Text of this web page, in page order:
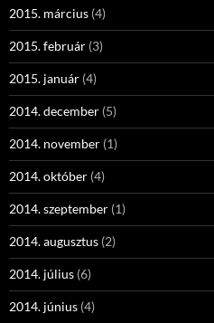
2015. március (4)
2015. február (3)
2015. január (4)
2014. december (5)
2014. november (1)
2014. október (4)
2014. szeptember (1)
2014. augusztus (2)
2014. július (6)
2014. június (4)